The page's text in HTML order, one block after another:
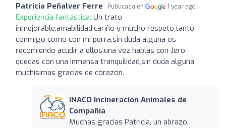
Patricia Peñalver Ferre Publicada en 1 year ago
Experiencia fantástica: Un trato
inmejorable,amabilidad,cariño y mucho respeto,tanto
conmigo como con mi perra,sin duda alguna os
recomiendo acudir a ellos,una vez hablas con Jero
quedas con una inmensa tranquilidad,sin duda alguna
muchísimas gracias de corazón.
INACO Incineración Animales de
Compañía
Muchas gracias Patricia, un abrazo.